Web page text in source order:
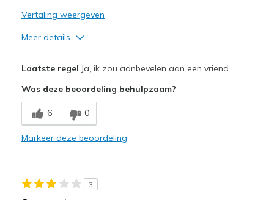
Vertaling weergeven
Meer details
Durable
Makes you taller!
Need Break In
Laatste regel Ja, ik zou aanbevelen aan een vriend
Was deze beoordeling behulpzaam?
6 0
Markeer deze beoordeling
3